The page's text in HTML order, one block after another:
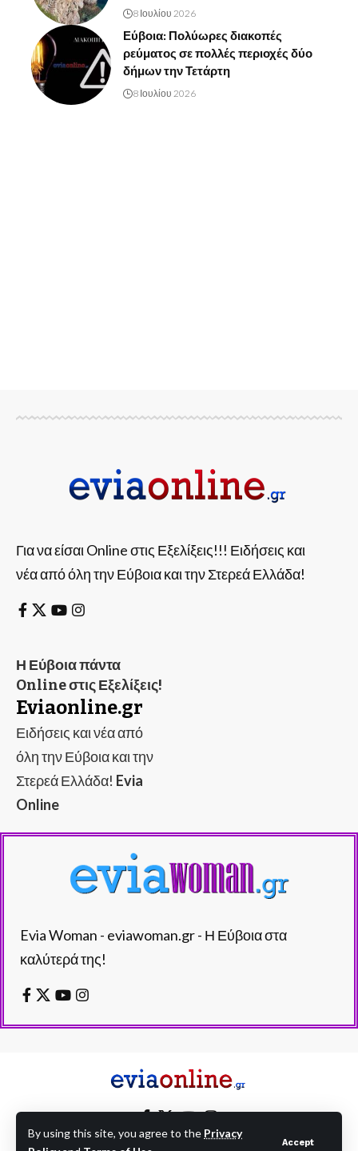
By using this site, you agree to the Privacy
Accept
8 Ιουλίου 2026
Εύβοια: Πολύωρες διακοπές
ρεύματος σε πολλές περιοχές δύο
δήμων την Τετάρτη
8 Ιουλίου 2026
Για να είσαι Online στις Εξελίξεις!!! Ειδήσεις και
νέα από όλη την Εύβοια και την Στερεά Ελλάδα!
Η Εύβοια πάντα
Online στις Εξελίξεις!
Eviaonline.gr
Ειδήσεις και νέα από
όλη την Εύβοια και την
Στερεά Ελλάδα! Evia
Online
Evia Woman - eviawoman.gr - Η Εύβοια στα
καλύτερά της!